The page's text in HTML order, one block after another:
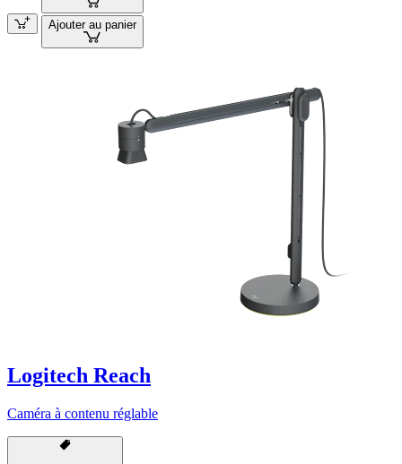
Ajouter au panier
Logitech Reach
Caméra à contenu réglable